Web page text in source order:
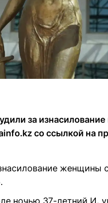
за
со ссылкой на
женщины